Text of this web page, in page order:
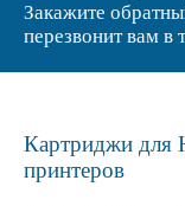
Закажите
перезвонит вам в
Картриджи для
принтеров